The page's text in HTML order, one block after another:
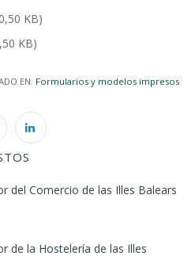
KB)
KB)
EN: Formularios y modelos impresos
del Comercio de las Illes Balears
de la Hostelería de las Illes